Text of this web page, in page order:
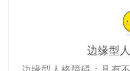
边缘型